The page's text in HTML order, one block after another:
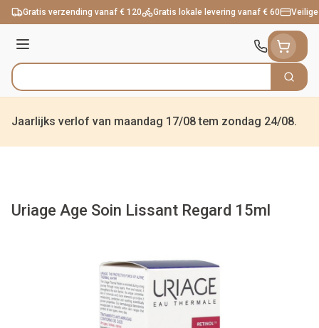
Ga naar de inhoud
Gratis verzending vanaf € 120 Gratis lokale levering vanaf € 60
Menu
Product, merk, categorie... Zoek
Jaarlijks verlof van maandag 17/08 tem zondag 24/08.
Uriage Age Soin Lissant Regard 15ml